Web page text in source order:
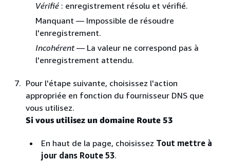
Vérifié: enregistrement résolu et vérifié.
Manquant — Impossible de résoudre
l'enregistrement.
Incohérent— La valeur ne correspond pas à
l'enregistrement attendu.
Pour l'étape suivante, choisissez l'action
appropriée en fonction du fournisseur DNS que
vous utilisez.
Si vous utilisez un domaine Route 53
En haut de la page, choisissez Tout mettre à
jour dans Route 53.